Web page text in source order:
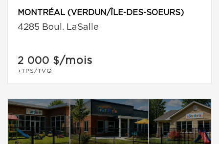
MONTRÉAL (VERDUN/ÎLE-DES-SOEURS)
4285 Boul. LaSalle
2 000 $/mois
+TPS/TVQ